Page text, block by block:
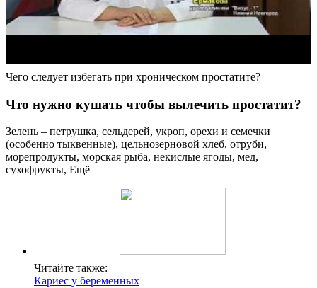
Чего следует избегать при хроническом простатите?
Что нужно кушать чтобы вылечить простатит?
Зелень – петрушка, сельдерей, укроп, орехи и семечки
(особенно тыквенные), цельнозерновой хлеб, отруби,
морепродукты, морская рыба, некислые ягоды, мед,
сухофрукты, Ещё
Читайте также:
Кариес у беременных